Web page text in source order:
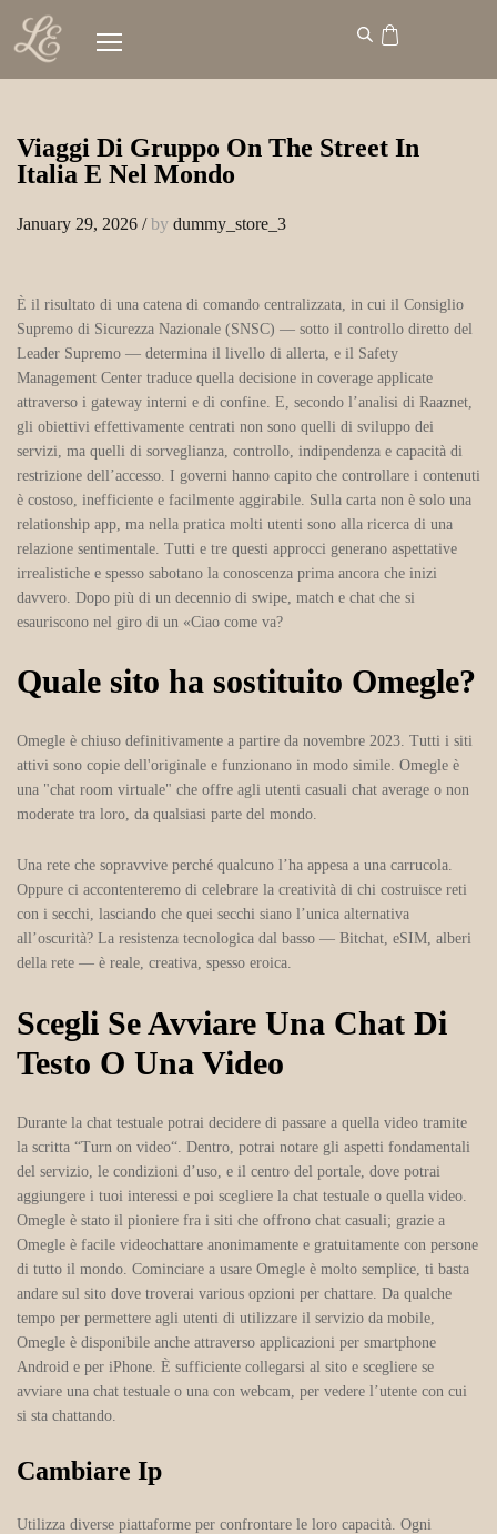
Viaggi Di Gruppo On The Street In
Italia E Nel Mondo
January 29, 2026 /by dummy_store_3
È il risultato di una catena di comando centralizzata, in cui il Consiglio
Supremo di Sicurezza Nazionale (SNSC) — sotto il controllo diretto del
Leader Supremo — determina il livello di allerta, e il Safety
Management Center traduce quella decisione in coverage applicate
attraverso i gateway interni e di confine. E, secondo l’analisi di Raaznet,
gli obiettivi effettivamente centrati non sono quelli di sviluppo dei
servizi, ma quelli di sorveglianza, controllo, indipendenza e capacità di
restrizione dell’accesso. I governi hanno capito che controllare i contenuti
è costoso, inefficiente e facilmente aggirabile. Sulla carta non è solo una
relationship app, ma nella pratica molti utenti sono alla ricerca di una
relazione sentimentale. Tutti e tre questi approcci generano aspettative
irrealistiche e spesso sabotano la conoscenza prima ancora che inizi
davvero. Dopo più di un decennio di swipe, match e chat che si
esauriscono nel giro di un «Ciao come va?
Quale sito ha sostituito Omegle?
Omegle è chiuso definitivamente a partire da novembre 2023. Tutti i siti
attivi sono copie dell'originale e funzionano in modo simile. Omegle è
una "chat room virtuale" che offre agli utenti casuali chat average o non
moderate tra loro, da qualsiasi parte del mondo.
Una rete che sopravvive perché qualcuno l’ha appesa a una carrucola.
Oppure ci accontenteremo di celebrare la creatività di chi costruisce reti
con i secchi, lasciando che quei secchi siano l’unica alternativa
all’oscurità? La resistenza tecnologica dal basso — Bitchat, eSIM, alberi
della rete — è reale, creativa, spesso eroica.
Scegli Se Avviare Una Chat Di
Testo O Una Video
Durante la chat testuale potrai decidere di passare a quella video tramite
la scritta “Turn on video“. Dentro, potrai notare gli aspetti fondamentali
del servizio, le condizioni d’uso, e il centro del portale, dove potrai
aggiungere i tuoi interessi e poi scegliere la chat testuale o quella video.
Omegle è stato il pioniere fra i siti che offrono chat casuali; grazie a
Omegle è facile videochattare anonimamente e gratuitamente con persone
di tutto il mondo. Cominciare a usare Omegle è molto semplice, ti basta
andare sul sito dove troverai various opzioni per chattare. Da qualche
tempo per permettere agli utenti di utilizzare il servizio da mobile,
Omegle è disponibile anche attraverso applicazioni per smartphone
Android e per iPhone. È sufficiente collegarsi al sito e scegliere se
avviare una chat testuale o una con webcam, per vedere l’utente con cui
si sta chattando.
Cambiare Ip
Utilizza diverse piattaforme per confrontare le loro capacità. Ogni